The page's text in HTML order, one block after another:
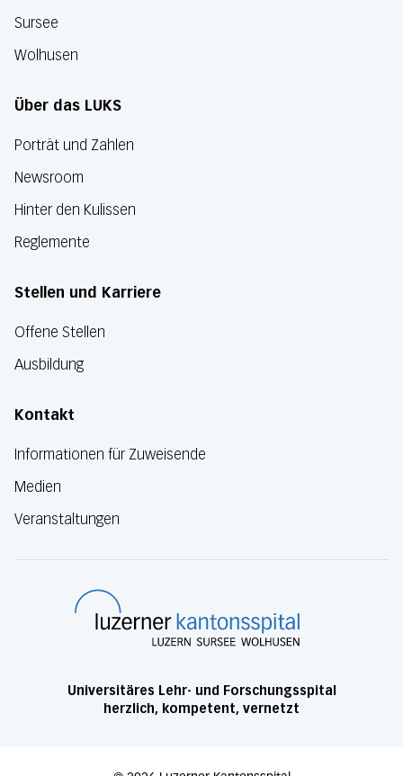
Sursee
Wolhusen
Über das LUKS
Porträt und Zahlen
Newsroom
Hinter den Kulissen
Reglemente
Stellen und Karriere
Offene Stellen
Ausbildung
Kontakt
Informationen für Zuweisende
Medien
Veranstaltungen
Universitäres Lehr- und Forschungsspital
herzlich, kompetent, vernetzt